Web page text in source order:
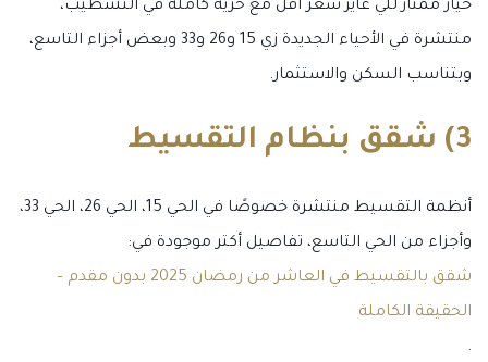
خيار ممتاز للي عايز سعر أقل مع حرية كاملة في التشطيب،
منتشرة في الأحياء الجديدة زي 15 و26 و33 وبعض أجزاء التاسع،
وبتناسب السكن والاستثمار.
3) شقق بنظام التقسيط
أنظمة التقسيط منتشرة خصوصًا في الحي 15، الحي 26، الحي 33،
وأجزاء من الحي التاسع، تفاصيل أكتر موجودة في:
شقق بالتقسيط في العاشر من رمضان 2025 بدون مقدم –
الحقيقة الكاملة
.